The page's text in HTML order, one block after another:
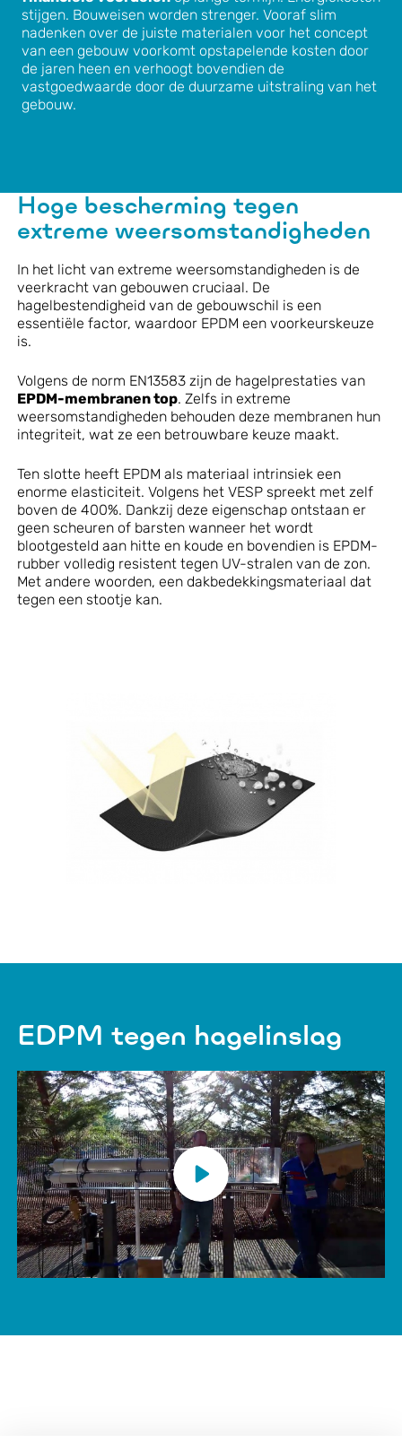
stijgen. Bouweisen worden strenger. Vooraf slim
nadenken over de juiste materialen voor het concept
van een gebouw voorkomt opstapelende kosten door
de jaren heen en verhoogt bovendien de
vastgoedwaarde door de duurzame uitstraling van het
gebouw.
Hoge bescherming tegen
extreme weersomstandigheden
In het licht van extreme weersomstandigheden is de
veerkracht van gebouwen cruciaal. De
hagelbestendigheid van de gebouwschil is een
essentiële factor, waardoor EPDM een voorkeurskeuze
is.
Volgens de norm EN13583 zijn de hagelprestaties van
EPDM-membranen top. Zelfs in extreme
weersomstandigheden behouden deze membranen hun
integriteit, wat ze een betrouwbare keuze maakt.
Ten slotte heeft EPDM als materiaal intrinsiek een
enorme elasticiteit. Volgens het VESP spreekt met zelf
boven de 400%. Dankzij deze eigenschap ontstaan er
geen scheuren of barsten wanneer het wordt
blootgesteld aan hitte en koude en bovendien is EPDM-
rubber volledig resistent tegen UV-stralen van de zon.
Met andere woorden, een dakbedekkingsmateriaal dat
tegen een stootje kan.
EDPM tegen hagelinslag